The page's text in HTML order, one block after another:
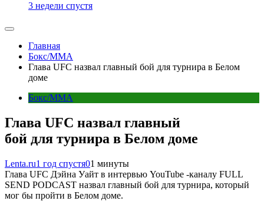
3 недели спустя
Главная
Бокс/MMA
Глава UFC назвал главный бой для турнира в Белом
доме
Бокс/MMA
Глава UFC назвал главный
бой для турнира в Белом доме
Lenta.ru1 год спустя01 минуты
Глава UFC Дэйна Уайт в интервью YouTube -каналу FULL
SEND PODCAST назвал главный бой для турнира, который
мог бы пройти в Белом доме.